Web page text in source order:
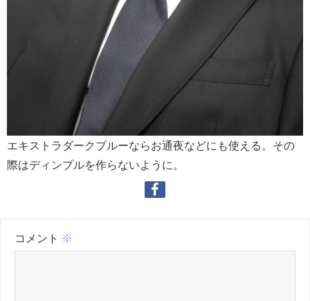
エキストラダークブルーならお通夜などにも使える。その
際はディンプルを作らないように。
コメント ※